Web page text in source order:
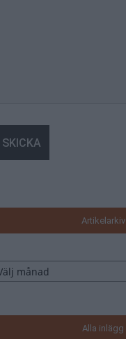
Artikelarkiv
Alla inlägg